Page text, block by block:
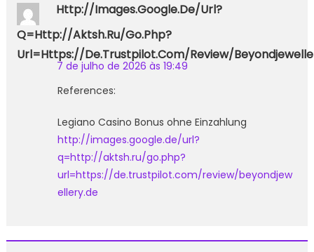
Http://images.google.de/url?
Q=http://aktsh.ru/go.php?
Url=https://de.trustpilot.com/review/
7 de julho de 2026 às 19:49
References:
Legiano Casino Bonus ohne Einzahlung
http://images.google.de/url?
q=http://aktsh.ru/go.php?
url=https://de.trustpilot.com/review/beyondjew
ellery.de